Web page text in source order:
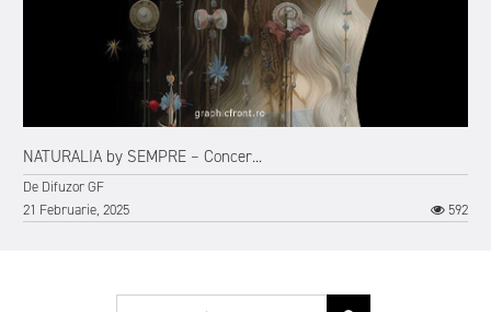
NATURALIA by SEMPRE – Concer...
De Difuzor GF
21 Februarie, 2025
592